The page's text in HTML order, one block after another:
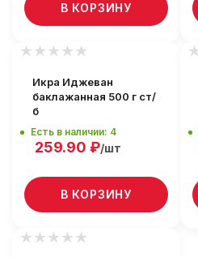
В КОРЗИНУ
Икра Иджеван
баклажанная 500 г ст/
б
Есть в наличии: 4
259.90 ₽/шт
В КОРЗИНУ